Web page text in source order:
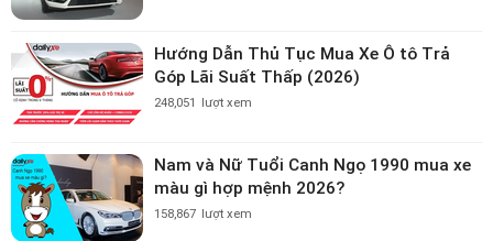
Hướng Dẫn Thủ Tục Mua Xe Ô tô Trả
Góp Lãi Suất Thấp (2026)
248,051 lượt xem
Nam và Nữ Tuổi Canh Ngọ 1990 mua xe
màu gì hợp mệnh 2026?
158,867 lượt xem